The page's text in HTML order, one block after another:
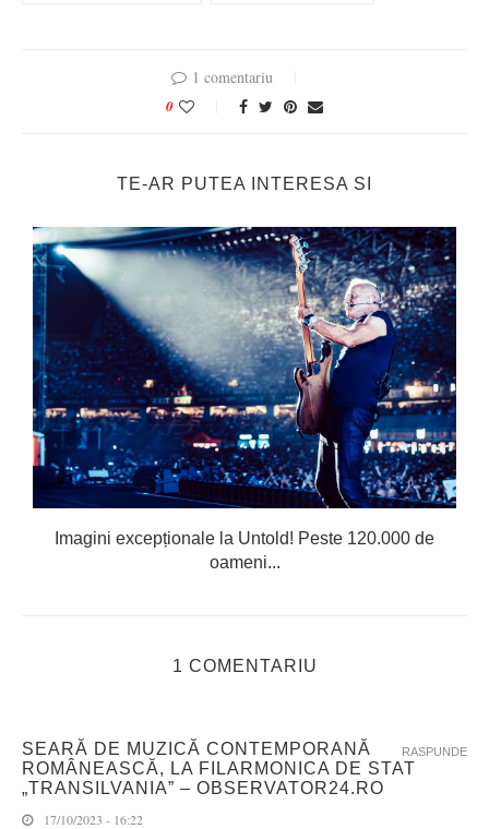
1 comentariu
0
TE-AR PUTEA INTERESA SI
Imagini excepționale la Untold! Peste 120.000 de
oameni...
1 COMENTARIU
SEARĂ DE MUZICĂ CONTEMPORANĂ
ROMÂNEASCĂ, LA FILARMONICA DE STAT
„TRANSILVANIA” – OBSERVATOR24.RO
17/10/2023 - 16:22
RASPUNDE